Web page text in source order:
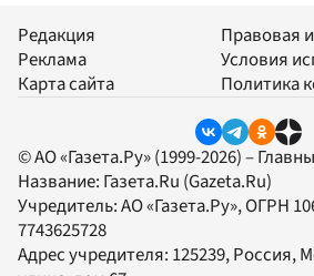
Редакция
Реклама
Карта сайта
Правовая
Условия
Политика
© АО «Газета.Ру» (1999-2026) –
Название: Газета.Ru (Gazeta.Ru)
Учредитель:АО «Газета.Ру», ОГРН
7743625728
Адрес учредителя: 125239, Россия,